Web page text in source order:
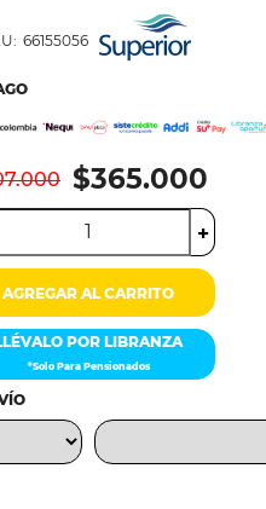
66155056
$365.000
+
AGREGAR AL CARRITO
POR LIBRANZA
*Solo Para Pensionados